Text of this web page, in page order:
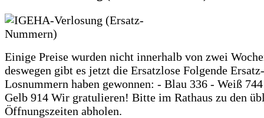
Einige Preise wurden nicht innerhalb von zwei
deswegen gibt es jetzt die Ersatzlose Folgende Ersatz-
Losnummern haben gewonnen: - Blau 336 - Weiß
Gelb 914 Wir gratulieren! Bitte im Rathaus zu den
Öffnungszeiten abholen.